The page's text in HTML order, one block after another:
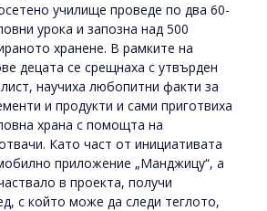
училище проведе по два 60-
урока и запозна над 500
хранене. В рамките на
децата се срещнаха с утвърден
научиха любопитни факти за
и продукти и сами приготвиха
храна с помощта на
Като част от инициативата
приложение „Манджицу“, а
в проекта, получи
с който може да следи теглото,